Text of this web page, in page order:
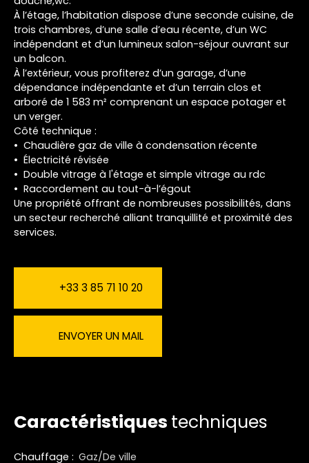
À l’étage, l’habitation dispose d’une seconde cuisine, de
trois chambres, d’une salle d’eau récente, d’un WC
indépendant et d’un lumineux salon-séjour ouvrant sur
un balcon.
À l’extérieur, vous profiterez d’un garage, d’une
dépendance indépendante et d’un terrain clos et
arboré de 1 583 m² comprenant un espace potager et
un verger.
Côté technique :
Chaudière gaz de ville à condensation récente
Électricité révisée
Double vitrage à l'étage et simple vitrage au rdc
Raccordement au tout-à-l’égout
Une propriété offrant de nombreuses possibilités, dans
un secteur recherché alliant tranquillité et proximité des
services.
+33 3 85 71 10 20
ENVOYER UN MAIL
Caractéristiques techniques
Chauffage : Gaz/De ville